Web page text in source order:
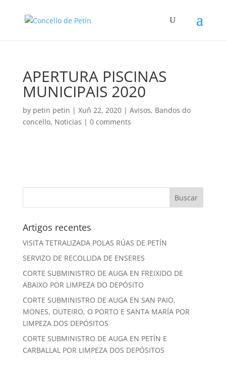
APERTURA PISCINAS
MUNICIPAIS 2020
by petin petin | Xuñ 22, 2020| Avisos, Bandos do
concello, Noticias | 0 comments
Artigos recentes
VISITA TETRALIZADA POLAS RÚAS DE PETÍN
SERVIZO DE RECOLLIDA DE ENSERES
CORTE SUBMINISTRO DE AUGA EN FREIXIDO DE
ABAIXO POR LIMPEZA DO DEPÓSITO
CORTE SUBMINISTRO DE AUGA EN SAN PAIO,
MONES, OUTEIRO, O PORTO E SANTA MARÍA POR
LIMPEZA DOS DEPÓSITOS
CORTE SUBMINISTRO DE AUGA EN PETÍN E
CARBALLAL POR LIMPEZA DOS DEPÓSITOS